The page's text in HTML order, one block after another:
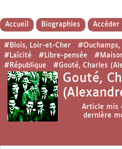
Accueil Biographies Accéder
#Blois, Loir-et-Cher
#Laïcité
#Libre-pensée
#République
#Gouté, Charles
Gouté,
Article mis
dernière